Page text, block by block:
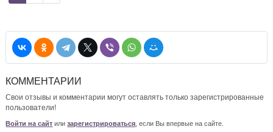
КОММЕНТАРИИ
Свои отзывы и комментарии могут оставлять только зарегистрированные
пользователи!
Войти на сайт илизарегистрироваться , если Вы впервые на сайте.